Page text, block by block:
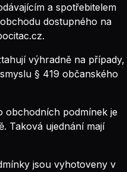
a spotřebitelem
dostupného na
výhradně na případy,
§ 419 občanského
obchodních podmínek je
Taková ujednání mají
jsou vyhotoveny v